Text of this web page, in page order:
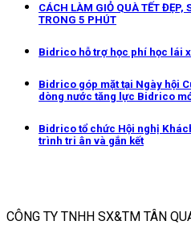
CÁCH LÀM GIỎ QUÀ TẾT ĐẸP,
TRONG 5 PHÚT
Bidrico hỗ trợ học phí học lái
Bidrico góp mặt tại Ngày hội
dòng nước tăng lực Bidrico
Bidrico tổ chức Hội nghị
trình tri ân và gắn kết
CÔNG TY TNHH SX&TM TÂN